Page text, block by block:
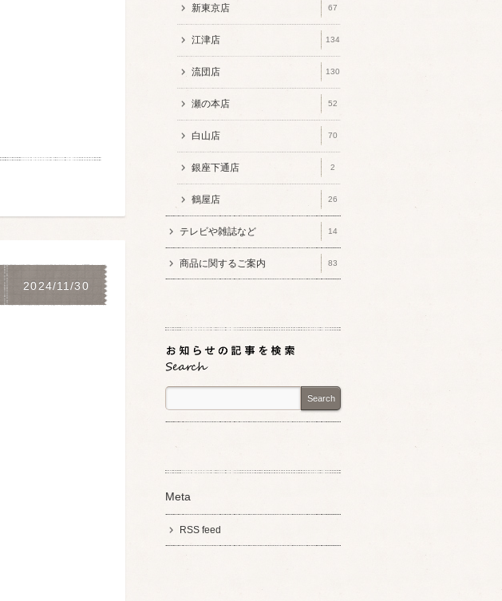
2024/11/30
新東京店 67
江津店 134
流団店 130
瀬の本店 52
白山店 70
銀座下通店 2
鶴屋店 26
テレビや雑誌など 14
商品に関するご案内 83
Search
Meta
RSS feed